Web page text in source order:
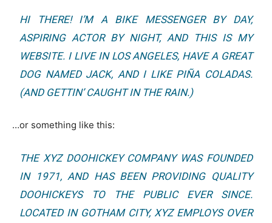
HI THERE! I’M A BIKE MESSENGER BY DAY,
ASPIRING ACTOR BY NIGHT, AND THIS IS MY
WEBSITE. I LIVE IN LOS ANGELES, HAVE A GREAT
DOG NAMED JACK, AND I LIKE PIÑA COLADAS.
(AND GETTIN’ CAUGHT IN THE RAIN.)
…or something like this:
THE XYZ DOOHICKEY COMPANY WAS FOUNDED
IN 1971, AND HAS BEEN PROVIDING QUALITY
DOOHICKEYS TO THE PUBLIC EVER SINCE.
LOCATED IN GOTHAM CITY, XYZ EMPLOYS OVER